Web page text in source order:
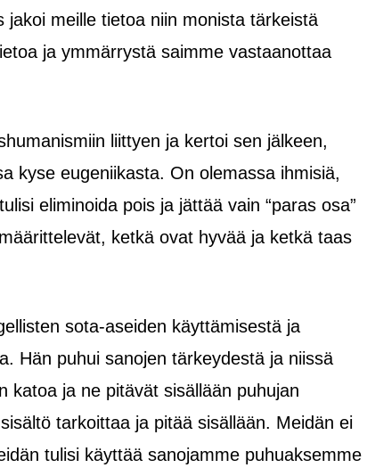
meille tietoa niin monista tärkeistä
ja ymmärrystä saimme vastaanottaa
liittyen ja kertoi sen jälkeen,
kyse eugeniikasta. On olemassa ihmisiä,
eliminoida pois ja jättää vain “paras osa”
ketkä ovat hyvää ja ketkä taas
sota-aseiden käyttämisestä ja
Hän puhui sanojen tärkeydestä ja niissä
katoa ja ne pitävät sisällään puhujan
tarkoittaa ja pitää sisällään. Meidän ei
tulisi käyttää sanojamme puhuaksemme